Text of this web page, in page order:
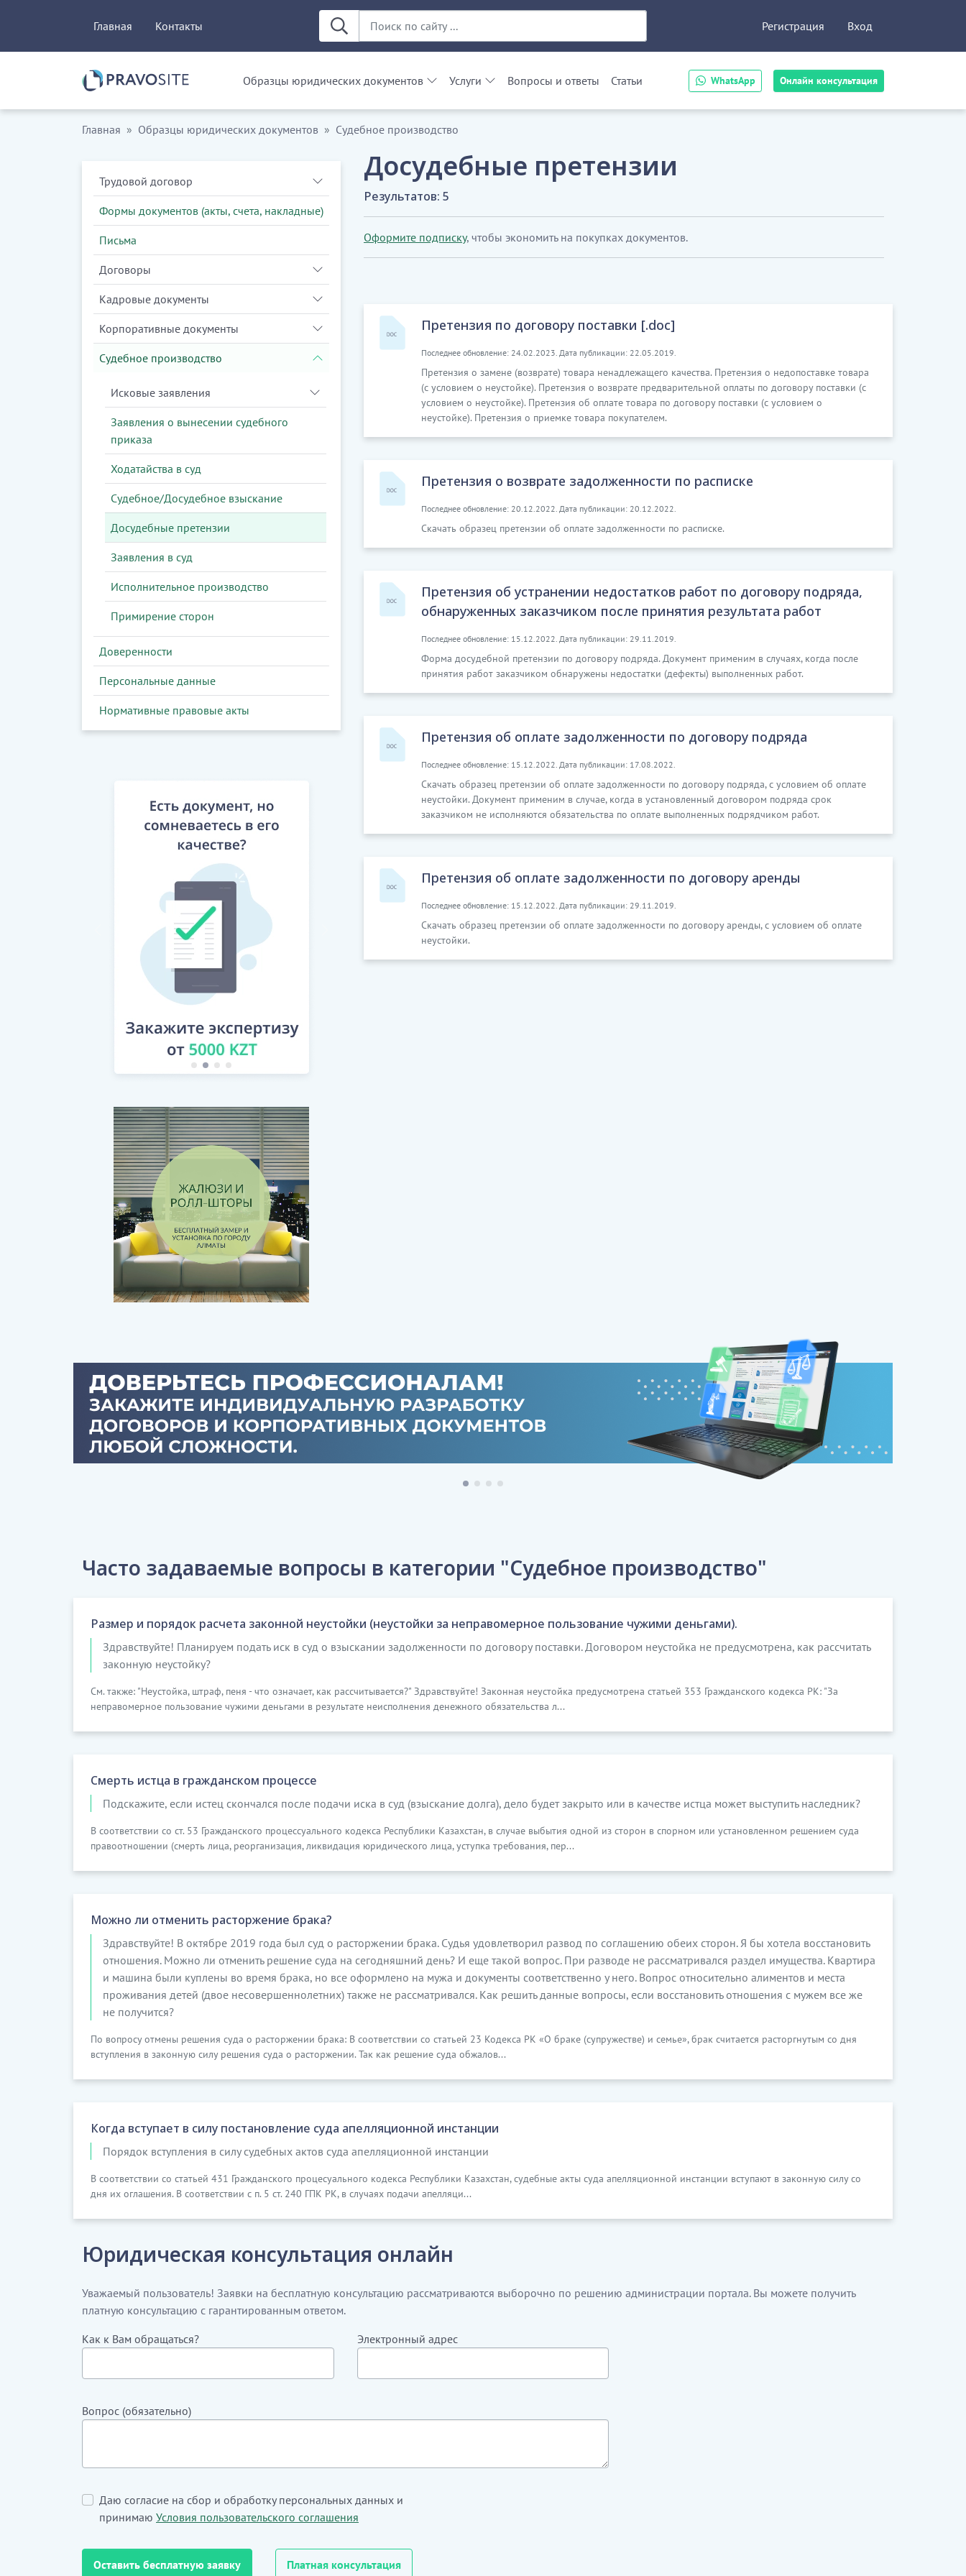
WhatsApp Онлайн консультация
Главная Контакты Регистрация Вход
Образцы юридических документов Услуги Вопросы и ответы Статьи
Главная Образцы юридических документов Судебное производство
Трудовой договор
Формы документов (акты, счета, накладные)
Письма
Договоры
Кадровые документы
Корпоративные документы
Судебное производство
Исковые заявления
Заявления о вынесении судебного
приказа
Ходатайства в суд
Судебное/Досудебное взыскание
Досудебные претензии
Заявления в суд
Исполнительное производство
Примирение сторон
Доверенности
Персональные данные
Нормативные правовые акты
Досудебные претензии
Результатов: 5
Оформите подписку, чтобы экономить на покупках документов.
Претензия по договору поставки [.doc]
Последнее обновление: 24.02.2023. Дата публикации: 22.05.2019.
Претензия о замене (возврате) товара ненадлежащего качества. Претензия о недопоставке товара
(с условием о неустойке). Претензия о возврате предварительной оплаты по договору поставки (с
условием о неустойке). Претензия об оплате товара по договору поставки (с условием о
неустойке). Претензия о приемке товара покупателем.
Претензия о возврате задолженности по расписке
Последнее обновление: 20.12.2022. Дата публикации: 20.12.2022.
Скачать образец претензии об оплате задолженности по расписке.
Претензия об устранении недостатков работ по договору подряда,
обнаруженных заказчиком после принятия результата работ
Последнее обновление: 15.12.2022. Дата публикации: 29.11.2019.
Форма досудебной претензии по договору подряда. Документ применим в случаях, когда после
принятия работ заказчиком обнаружены недостатки (дефекты) выполненных работ.
Претензия об оплате задолженности по договору подряда
Последнее обновление: 15.12.2022. Дата публикации: 17.08.2022.
Скачать образец претензии об оплате задолженности по договору подряда, с условием об оплате
неустойки. Документ применим в случае, когда в установленный договором подряда срок
заказчиком не исполняются обязательства по оплате выполненных подрядчиком работ.
Претензия об оплате задолженности по договору аренды
Последнее обновление: 15.12.2022. Дата публикации: 29.11.2019.
Скачать образец претензии об оплате задолженности по договору аренды, с условием об оплате
неустойки.
Часто задаваемые вопросы в категории "Судебное производство"
Размер и порядок расчета законной неустойки (неустойки за неправомерное пользование чужими деньгами).
Здравствуйте! Планируем подать иск в суд о взыскании задолженности по договору поставки. Договором неустойка не предусмотрена, как рассчитать
законную неустойку?
См. также: "Неустойка, штраф, пеня - что означает, как рассчитывается?" Здравствуйте! Законная неустойка предусмотрена статьей 353 Гражданского кодекса РК: "За
неправомерное пользование чужими деньгами в результате неисполнения денежного обязательства л...
Смерть истца в гражданском процессе
Подскажите, если истец скончался после подачи иска в суд (взыскание долга), дело будет закрыто или в качестве истца может выступить наследник?
В соответствии со ст. 53 Гражданского процессуального кодекса Республики Казахстан, в случае выбытия одной из сторон в спорном или установленном решением суда
правоотношении (смерть лица, реорганизация, ликвидация юридического лица, уступка требования, пер...
Можно ли отменить расторжение брака?
Здравствуйте! В октябре 2019 года был суд о расторжении брака. Судья удовлетворил развод по соглашению обеих сторон. Я бы хотела восстановить
отношения. Можно ли отменить решение суда на сегодняшний день? И еще такой вопрос. При разводе не рассматривался раздел имущества. Квартира
и машина были куплены во время брака, но все оформлено на мужа и документы соответственно у него. Вопрос относительно алиментов и места
проживания детей (двое несовершеннолетних) также не рассматривался. Как решить данные вопросы, если восстановить отношения с мужем все же
не получится?
По вопросу отмены решения суда о расторжении брака: В соответствии со статьей 23 Кодекса РК «О браке (супружестве) и семье», брак считается расторгнутым со дня
вступления в законную силу решения суда о расторжении. Так как решение суда обжалов...
Когда вступает в силу постановление суда апелляционной инстанции
Порядок вступления в силу судебных актов суда апелляционной инстанции
В соответствии со статьей 431 Гражданского процесуального кодекса Республики Казахстан, судебные акты суда апелляционной инстанции вступают в законную силу со
дня их оглашения. В соответствии с п. 5 ст. 240 ГПК РК, в случаях подачи апелляци...
Юридическая консультация онлайн
Уважаемый пользователь! Заявки на бесплатную консультацию рассматриваются выборочно по решению администрации портала. Вы можете получить
платную консультацию с гарантированным ответом.
Как к Вам обращаться?
Электронный адрес
Вопрос (обязательно)
Даю согласие на сбор и обработку персональных данных и
принимаю Условия пользовательского соглашения
Оставить бесплатную заявку Платная консультация